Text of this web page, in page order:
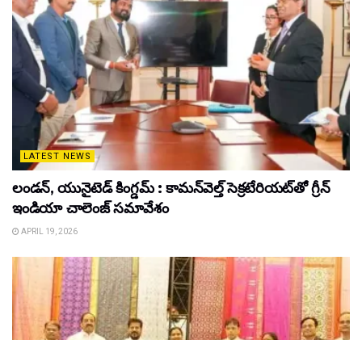
LATEST NEWS
లండన్, యునైటెడ్ కింగ్డమ్ : కామన్‌వెల్త్ సెక్రటేరియట్‌తో గ్రీన్
ఇండియా చాలెంజ్ సమావేశం
APRIL 19, 2026